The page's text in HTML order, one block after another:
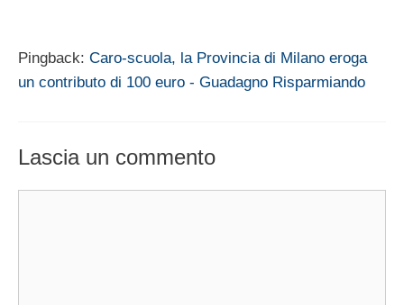
Pingback: Caro-scuola, la Provincia di Milano eroga
un contributo di 100 euro - Guadagno Risparmiando
Lascia un commento